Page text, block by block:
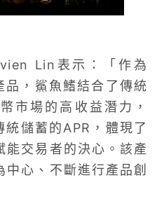
Lin表示：「作為
，鯊魚鰭結合了傳統
市場的高收益潛力，
儲蓄的APR，體現了
能交易者的決心。該產
心、不斷進行產品創